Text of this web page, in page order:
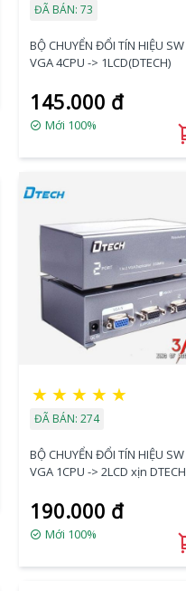
ĐÃ BÁN: 73
BỘ CHUYỂN ĐỔI TÍN HIỆU SW
VGA 4CPU -> 1LCD(DTECH)
145.000 đ
Mới 100%
★ ★ ★ ★ ★
ĐÃ BÁN: 274
BỘ CHUYỂN ĐỔI TÍN HIỆU SW
VGA 1CPU -> 2LCD xịn DTECH
190.000 đ
Mới 100%